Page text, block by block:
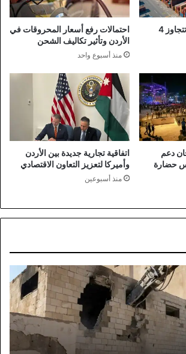
صادرات صناعة عمان تتجاوز 4
احتمالات رفع أسعار المحروقات في
الأردن وتأثير تكاليف الشحن
منذ أسبوع واحد
دعم
حضارة
اتفاقية تجارية جديدة بين الأردن
وأميركا لتعزيز التعاون الاقتصادي
منذ أسبوعين